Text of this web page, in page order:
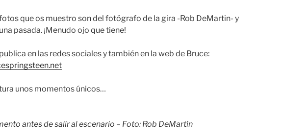
que os muestro son del fotógrafo de la gira -Rob DeMartin- y
pasada. ¡Menudo ojo que tiene!
en las redes sociales y también en la web de Bruce:
unos momentos únicos…
antes de salir al escenario – Foto: Rob DeMartin